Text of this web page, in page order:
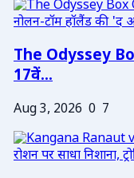
The Odyssey
17वें...
Aug 3, 2026 0 7